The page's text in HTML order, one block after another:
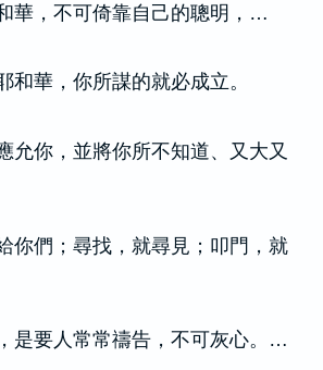
華，不可倚靠自己的聰明，…
和華，你所謀的就必成立。
允你，並將你所不知道、又大又
你們；尋找，就尋見；叩門，就
是要人常常禱告，不可灰心。…